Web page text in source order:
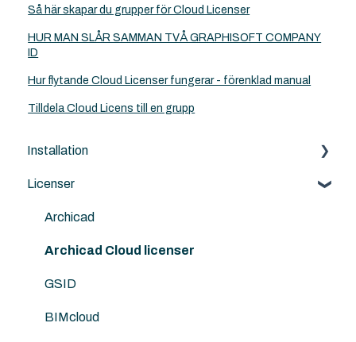
Så här skapar du grupper för Cloud Licenser
HUR MAN SLÅR SAMMAN TVÅ GRAPHISOFT COMPANY
ID
Hur flytande Cloud Licenser fungerar - förenklad manual
Tilldela Cloud Licens till en grupp
Installation
Archicad
BIMcloud
Nordic Tools
Solibri
ArchiTerra
Licenser
Archicad
Archicad Cloud licenser
GSID
BIMcloud